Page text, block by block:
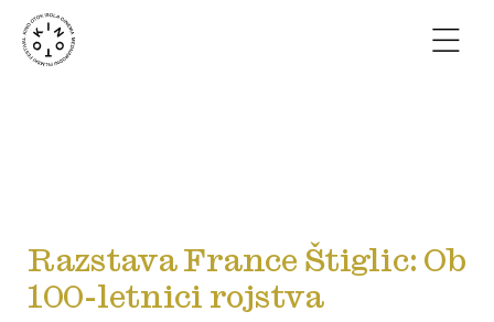
Razstava France Štiglic: Ob
100-letnici rojstva